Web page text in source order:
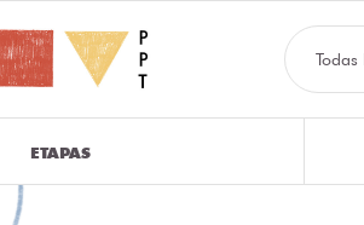
Todas
ETAPAS